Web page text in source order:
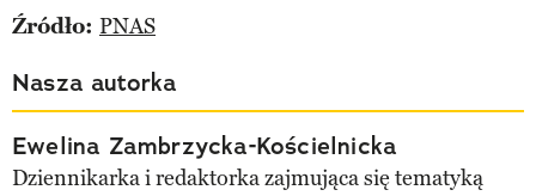
Źródło: PNAS
Nasza autorka
Ewelina Zambrzycka-Kościelnicka
Dziennikarka i redaktorka zajmująca się tematyką